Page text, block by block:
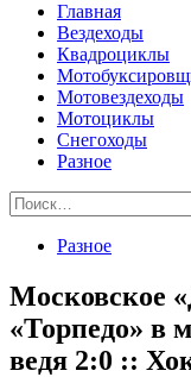
Главная
Вездеходы
Квадроциклы
Мотовездеходы
Мотоциклы
Снегоходы
Разное
Найти:
Разное
Московское
«Торпедо» в
ведя 2:0 ::